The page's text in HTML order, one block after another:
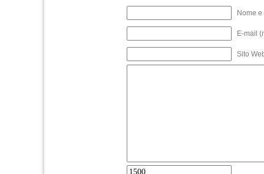
Nome
E-mail
Sito